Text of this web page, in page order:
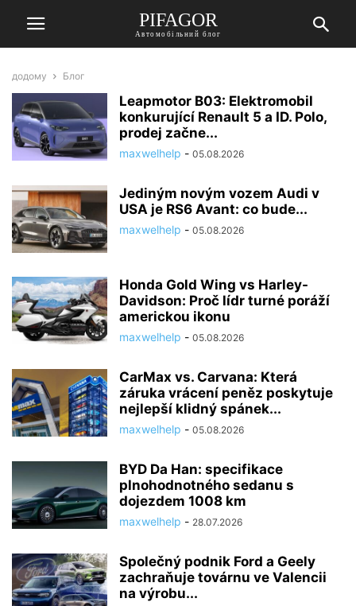
PIFAGOR
Автомобільний блог
додому Блог
Leapmotor B03: Elektromobil
konkurující Renault 5 a ID. Polo,
prodej začne...
maxwelhelp - 05.08.2026
Jediným novým vozem Audi v
USA je RS6 Avant: co bude...
maxwelhelp - 05.08.2026
Honda Gold Wing vs Harley-
Davidson: Proč lídr turné poráží
americkou ikonu
maxwelhelp - 05.08.2026
CarMax vs. Carvana: Která
záruka vrácení peněz poskytuje
nejlepší klidný spánek...
maxwelhelp - 05.08.2026
BYD Da Han: specifikace
plnohodnotného sedanu s
dojezdem 1008 km
maxwelhelp - 28.07.2026
Společný podnik Ford a Geely
zachraňuje továrnu ve Valencii
na výrobu...